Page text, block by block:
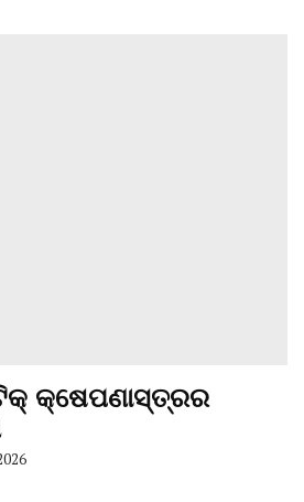
କ୍ଷେପଣାସ୍ତ୍ରର